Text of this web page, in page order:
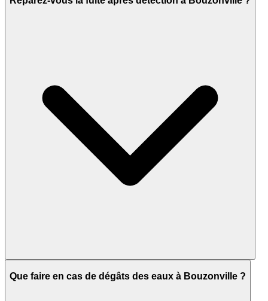
Que faire en cas de dégâts des eaux à Bouzonville ?